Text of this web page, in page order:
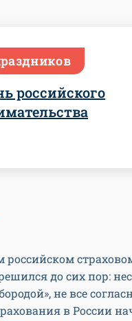
российского
российском
до сих пор:
не все
в России